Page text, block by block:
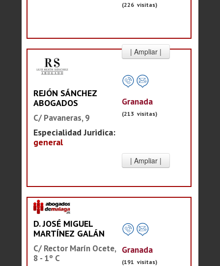
(226 visitas)
REJÓN SÁNCHEZ
ABOGADOS
C/ Pavaneras, 9
Especialidad Juridica:
general
Granada
(213 visitas)
D. JOSÉ MIGUEL
MARTÍNEZ GALÁN
C/ Rector Marín Ocete,
8 - 1º C
Granada
(191 visitas)